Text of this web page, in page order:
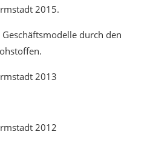
2015.
durch den
2013
2012